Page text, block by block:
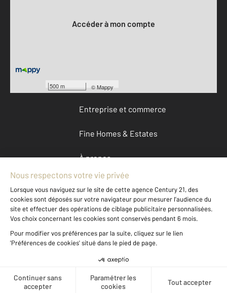
Créer une alerte
500 m ©Mappy
Accéder à mon compte
Devenir franchisé
Entreprise et commerce
Fine Homes & Estates
À propos
International
Nous contacter
Données personnelles
Gestionnaire des cookies